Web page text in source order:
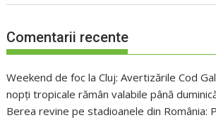
Comentarii recente
Weekend de foc la Cluj: Avertizările Cod
nopți tropicale rămân valabile până
Berea revine pe stadioanele din România: